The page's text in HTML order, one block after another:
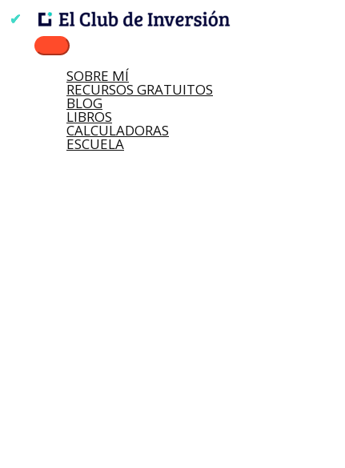
contenido
Menú
principal
SOBRE MÍ
RECURSOS GRATUITOS
BLOG
LIBROS
CALCULADORAS
ESCUELA
Nombre*
Correo
electrónico*
Web
Escribe
aquí...
Buscar